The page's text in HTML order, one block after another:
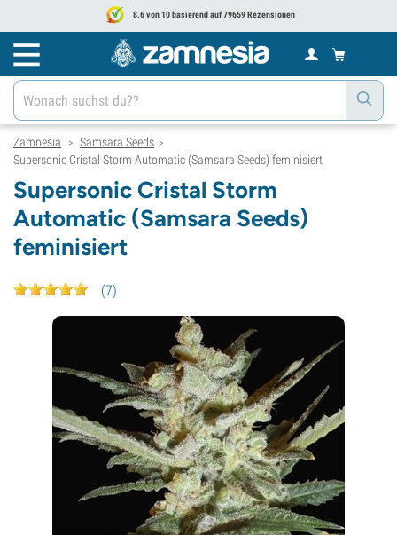
8.6 von 10 basierend auf 79659 Rezensionen
Zamnesia > Samsara Seeds >
Supersonic Cristal Storm Automatic (Samsara Seeds) feminisiert
Supersonic Cristal Storm
Automatic (Samsara Seeds)
feminisiert
(7)